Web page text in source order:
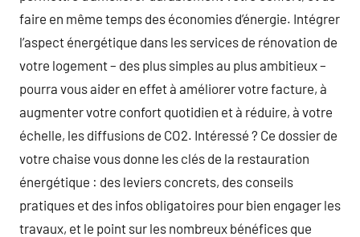
faire en même temps des économies d’énergie. Intégrer
l’aspect énergétique dans les services de rénovation de
votre logement – des plus simples au plus ambitieux –
pourra vous aider en effet à améliorer votre facture, à
augmenter votre confort quotidien et à réduire, à votre
échelle, les diffusions de CO2. Intéressé ? Ce dossier de
votre chaise vous donne les clés de la restauration
énergétique : des leviers concrets, des conseils
pratiques et des infos obligatoires pour bien engager les
travaux, et le point sur les nombreux bénéfices que